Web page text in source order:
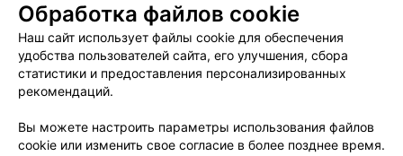
Вакансии
Публичный договор
Способы оплаты
Публичный договор по использованию сервиса
«Афиша»
Пользовательское соглашение
Связаться по вопросам сотрудничества
Обработка файлов cookie
Наш сайт использует файлы cookie для обеспечения
удобства пользователей сайта, его улучшения, сбора
статистики и предоставления персонализированных
рекомендаций.
Вы можете настроить параметры использования файлов
cookie или изменить свое согласие в более позднее время.